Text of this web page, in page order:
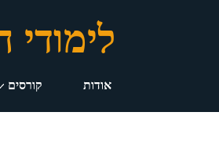
ניווט
אודות קורסים